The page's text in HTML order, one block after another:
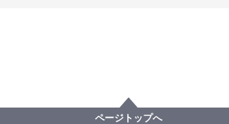
ページトップへ